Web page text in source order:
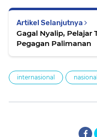
Artikel Selanjutnya
Gagal Nyalip, Pelajar
Pegagan Palimanan
internasional nasional